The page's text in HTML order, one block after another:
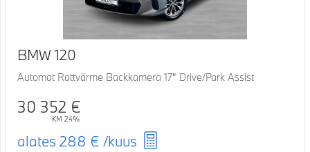
BMW 120
Automat Rattvärme Backkamera 17" Drive/Park Assist
30 352 €
KM 24%
alates 288 € /kuus